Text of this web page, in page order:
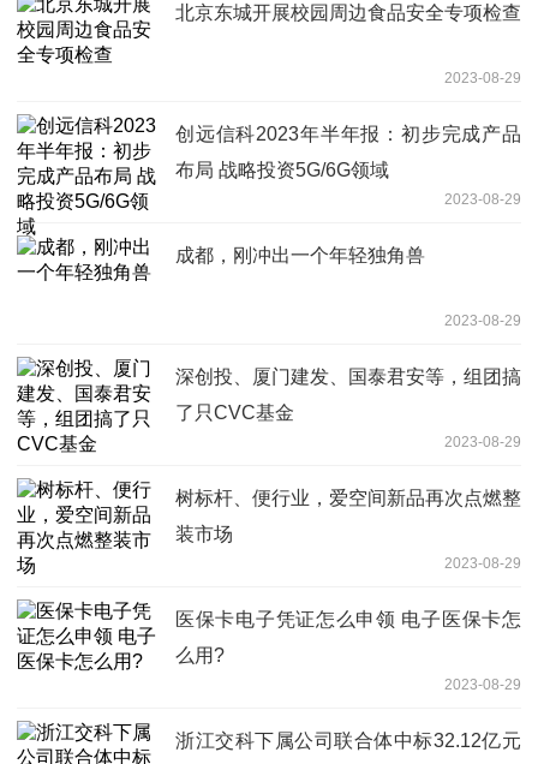
北京东城开展校园周边食品安全专项检查
2023-08-29
创远信科2023年半年报：初步完成产品
布局 战略投资5G/6G领域
2023-08-29
成都，刚冲出一个年轻独角兽
2023-08-29
深创投、厦门建发、国泰君安等，组团搞
了只CVC基金
2023-08-29
树标杆、便行业，爱空间新品再次点燃整
装市场
2023-08-29
医保卡电子凭证怎么申领 电子医保卡怎
么用?
2023-08-29
浙江交科下属公司联合体中标32.12亿元